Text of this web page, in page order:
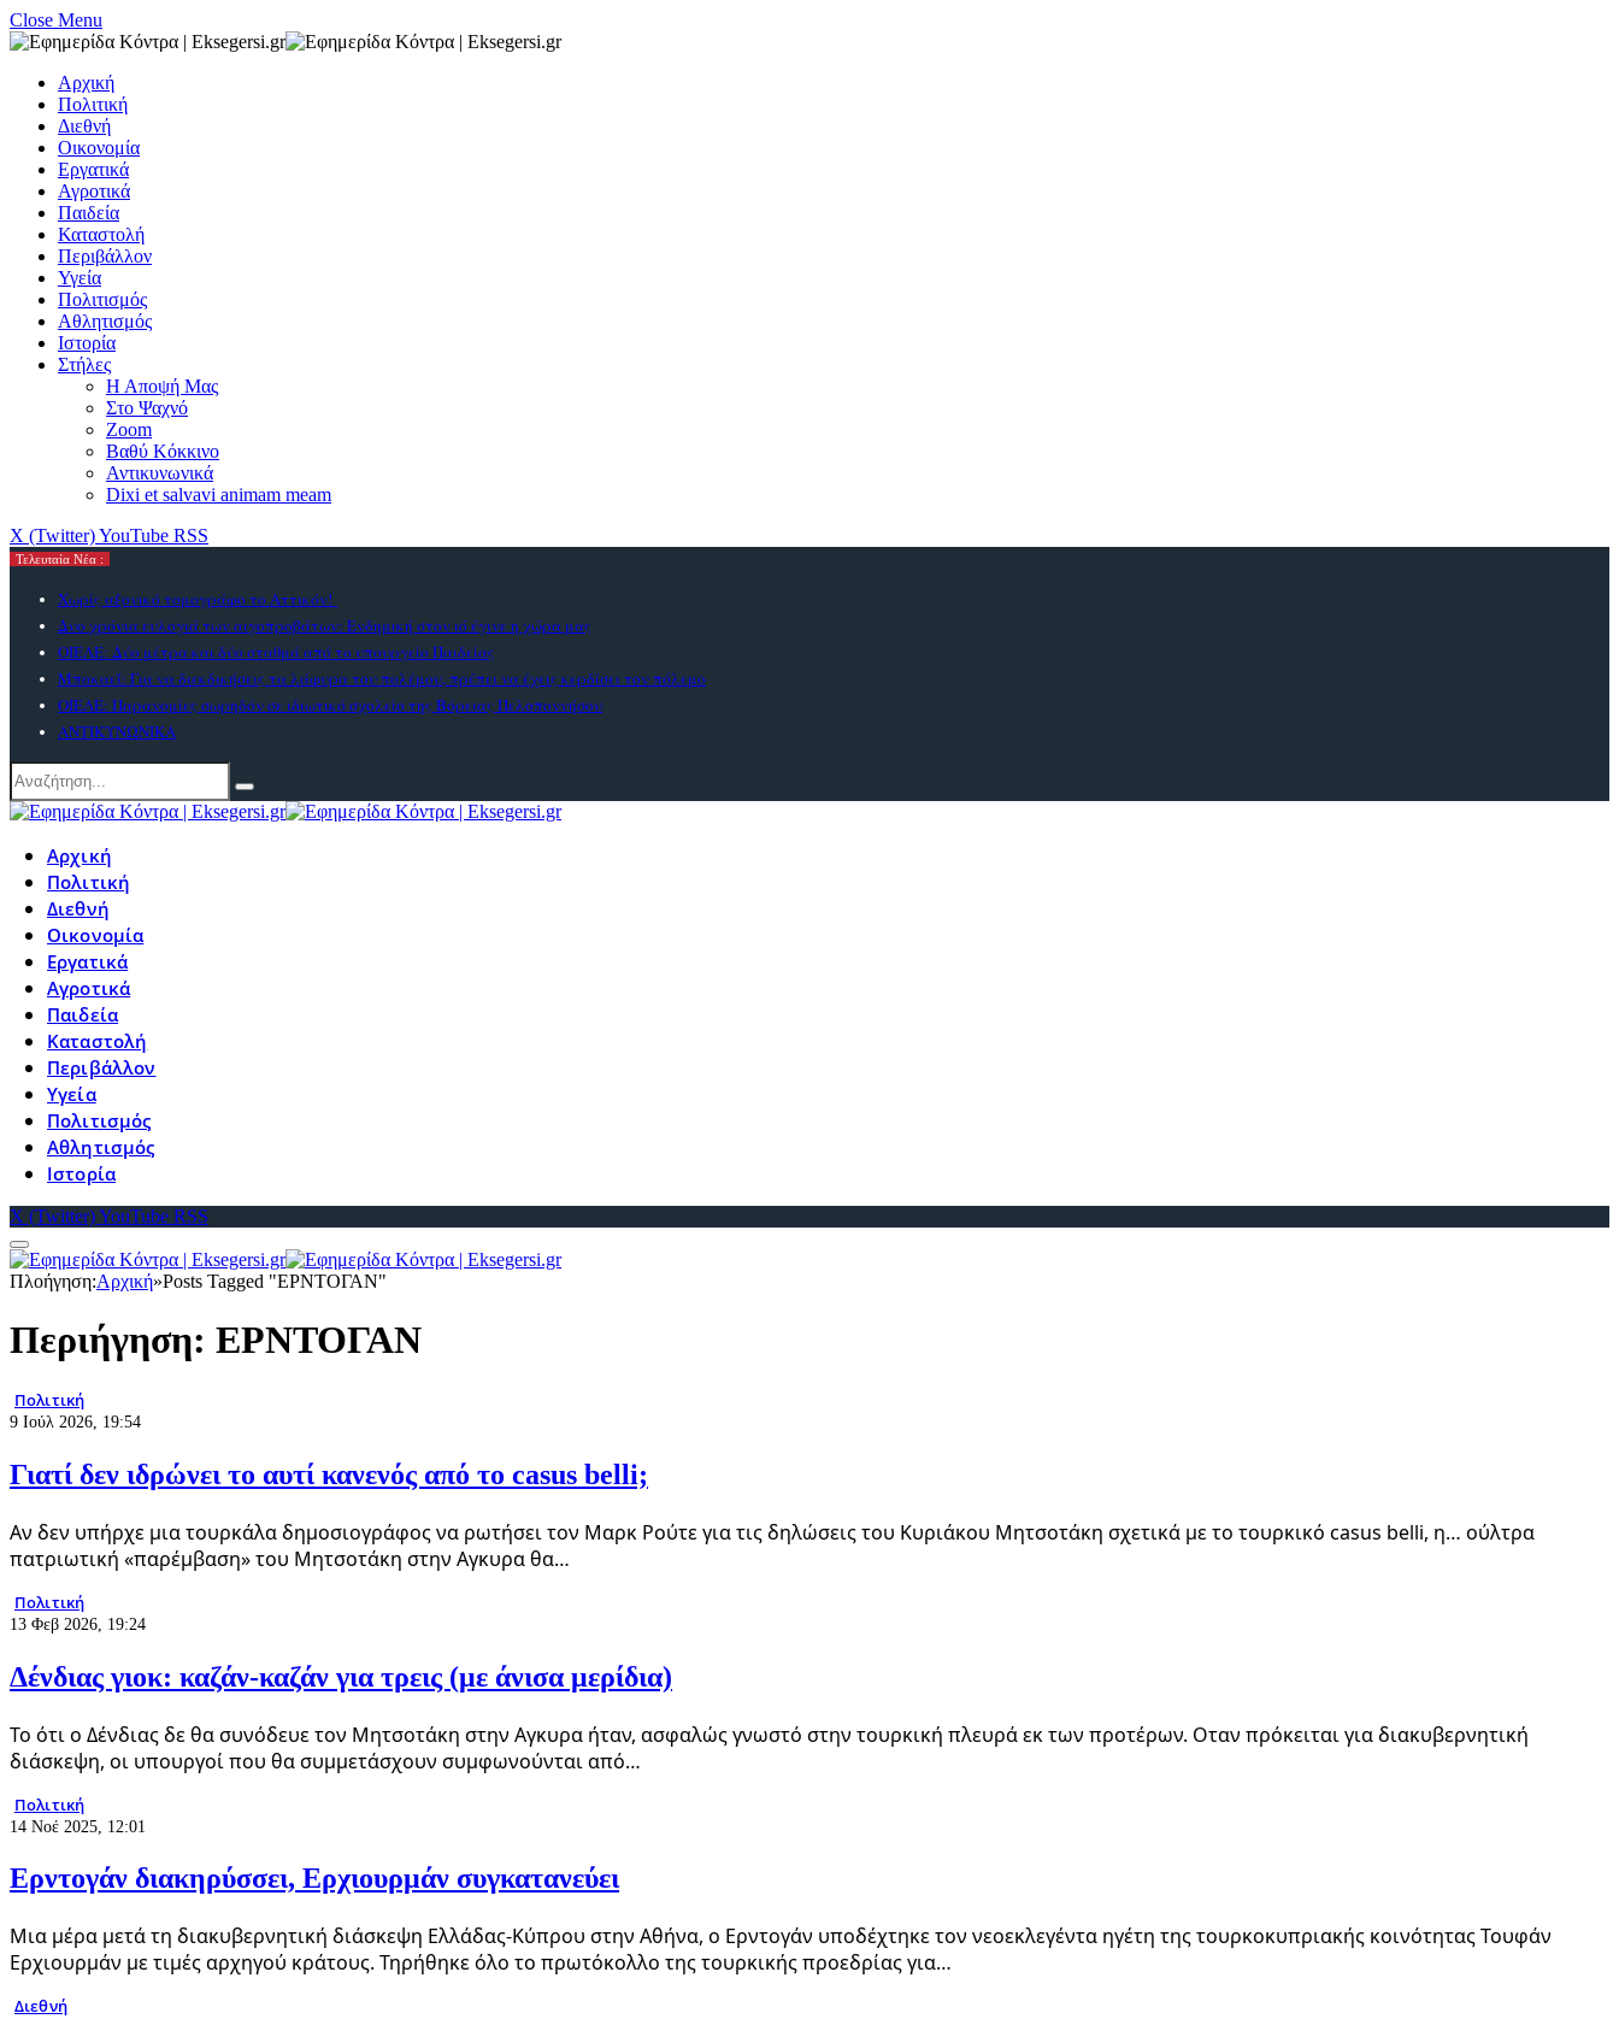
Close Menu
Αρχική
Πολιτική
Διεθνή
Οικονομία
Εργατικά
Αγροτικά
Παιδεία
Καταστολή
Περιβάλλον
Υγεία
Πολιτισμός
Αθλητισμός
Ιστορία
Στήλες
Η Αποψή Μας
Στο Ψαχνό
Zoom
Βαθύ Κόκκινο
Αντικυνωνικά
Dixi et salvavi animam meam
X (Twitter)YouTube RSS
Τελευταία Νέα :
Χωρίς αξονικό τομογράφο το Αττικόν!
Δυο χρόνια ευλογιά των αιγοπροβάτων: Ενδημική στον ιό έγινε η χώρα μας
ΟΙΕΛΕ: Δύο μέτρα και δύο σταθμά από το υπουργείο Παιδείας
Μπακαεΐ: Για να διεκδικήσεις τα λάφυρα του πολέμου, πρέπει να έχεις κερδίσει τον πόλεμο
ΟΙΕΛΕ: Παρανομίες σωρηδόν σε ιδιωτικό σχολείο της Βόρειας Πελοποννήσου
ΑΝΤΙΚΥΝΩΝΙΚΑ
Αρχική
Πολιτική
Διεθνή
Οικονομία
Εργατικά
Αγροτικά
Παιδεία
Καταστολή
Περιβάλλον
Υγεία
Πολιτισμός
Αθλητισμός
Ιστορία
X (Twitter)YouTube RSS
Πλοήγηση:Αρχική»Posts Tagged "ΕΡΝΤΟΓΑΝ"
Περιήγηση: ΕΡΝΤΟΓΑΝ
Πολιτική
9 Ιούλ 2026, 19:54
Γιατί δεν ιδρώνει το αυτί κανενός από το casus belli;
Αν δεν υπήρχε μια τουρκάλα δημοσιογράφος να ρωτήσει τον Μαρκ Ρούτε για τις δηλώσεις του Κυριάκου Μητσοτάκη σχετικά με το τουρκικό casus belli, η… ούλτρα
πατριωτική «παρέμβαση» του Μητσοτάκη στην Αγκυρα θα…
Πολιτική
13 Φεβ 2026, 19:24
Δένδιας γιοκ: καζάν-καζάν για τρεις (με άνισα μερίδια)
Το ότι ο Δένδιας δε θα συνόδευε τον Μητσοτάκη στην Αγκυρα ήταν, ασφαλώς γνωστό στην τουρκική πλευρά εκ των προτέρων. Οταν πρόκειται για διακυβερνητική
διάσκεψη, οι υπουργοί που θα συμμετάσχουν συμφωνούνται από…
Πολιτική
14 Νοέ 2025, 12:01
Ερντογάν διακηρύσσει, Ερχιουρμάν συγκατανεύει
Μια μέρα μετά τη διακυβερνητική διάσκεψη Ελλάδας-Κύπρου στην Αθήνα, ο Ερντογάν υποδέχτηκε τον νεοεκλεγέντα ηγέτη της τουρκοκυπριακής κοινότητας Τουφάν
Ερχιουρμάν με τιμές αρχηγού κράτους. Τηρήθηκε όλο το πρωτόκολλο της τουρκικής προεδρίας για…
Διεθνή